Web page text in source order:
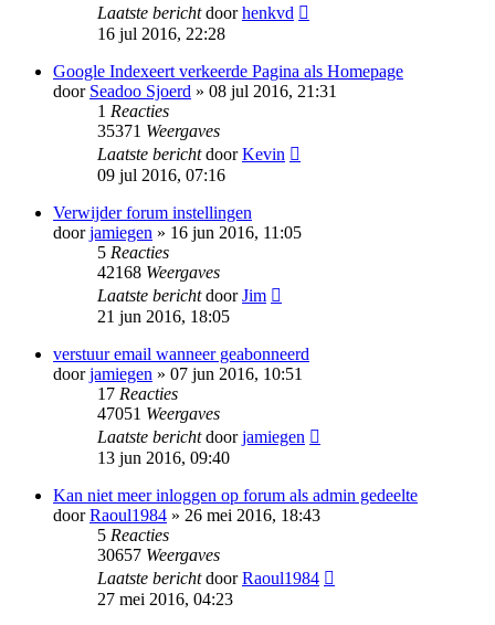
Laatste berichtdoorhenkvd
16 jul 2016, 22:28
Google Indexeert verkeerde Pagina als Homepage
door Seadoo Sjoerd » 08 jul 2016, 21:31
1 Reacties
35371 Weergaves
Laatste berichtdoorKevin
09 jul 2016, 07:16
Verwijder forum instellingen
doorjamiegen » 16 jun 2016, 11:05
5 Reacties
42168 Weergaves
Laatste berichtdoorJim
21 jun 2016, 18:05
verstuur email wanneer geabonneerd
doorjamiegen » 07 jun 2016, 10:51
17 Reacties
47051 Weergaves
Laatste berichtdoorjamiegen
13 jun 2016, 09:40
Kan niet meer inloggen op forum als admin gedeelte
doorRaoul1984 » 26 mei 2016, 18:43
5 Reacties
30657 Weergaves
Laatste berichtdoorRaoul1984
27 mei 2016, 04:23